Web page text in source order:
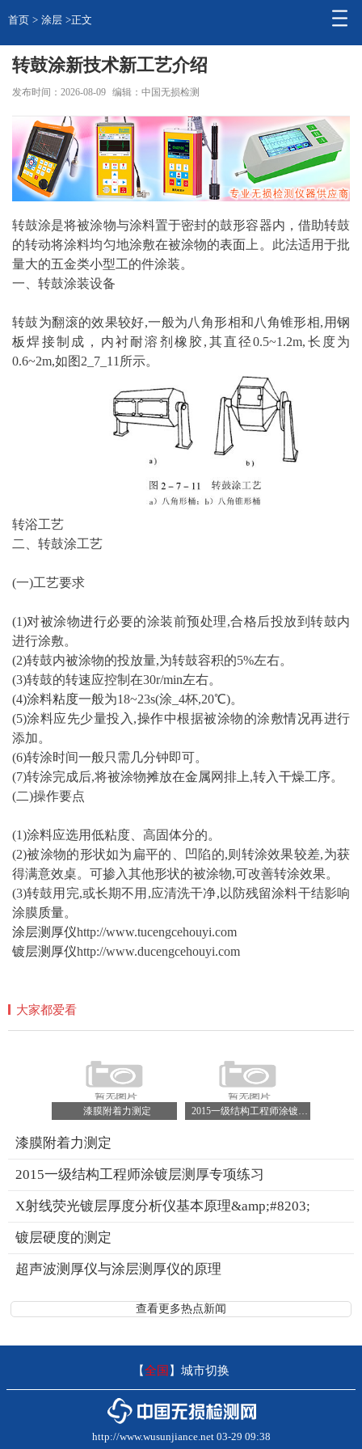
首页 > 涂层 >正文
转鼓涂新技术新工艺介绍
发布时间：2026-08-09 编辑：中国无损检测
转鼓涂是将被涂物与涂料置于密封的鼓形容器内，借助转鼓
的转动将涂料均匀地涂敷在被涂物的表面 上。此法适用于批
量大的五金类小型工的件涂装。
一、转鼓涂装设备
转鼓为翻滚的效果较好,一般为八角形相和八角锥形相,用钢
板焊接制成，内衬耐溶剂橡胶,其直径0.5~1.2m,长度为
0.6~2m,如图2_7_11所示。
转浴工艺
二、转鼓涂工艺
(一)工艺要求
(1)对被涂物进行必要的涂装前预处理,合格后投放到转鼓内
进行涂敷。
(2)转鼓内被涂物的投放量,为转鼓容积的5%左右。
(3)转鼓的转速应控制在30r/min左右。
(4)涂料粘度一般为18~23s(涂_4杯,20℃)。
(5)涂料应先少量投入,操作中根据被涂物的涂敷情况再进行
添加。
(6)转涂时间一般只需几分钟即可。
(7)转涂完成后,将被涂物摊放在金属网排上,转入干燥工序。
(二)操作要点
(1)涂料应选用低粘度、高固体分的。
(2)被涂物的形状如为扁平的、凹陷的,则转涂效果较差,为获
得满意效桌。可掺入其他形状的被涂物,可改善转涂效果。
(3)转鼓用完,或长期不用,应清洗干净,以防残留涂料干结影响
涂膜质量。
涂层测厚仪http://www.tucengcehouyi.com
镀层测厚仪http://www.ducengcehouyi.com
大家都爱看
漆膜附着力测定 2015一级结构工程师涂镀层测厚专项练习
漆膜附着力测定
2015一级结构工程师涂镀层测厚专项练习
X射线荧光镀层厚度分析仪基本原理&amp;#8203;
镀层硬度的测定
超声波测厚仪与涂层测厚仪的原理
查看更多热点新闻
【全国 】 城市切换
http://www.wusunjiance.net 03-29 09:38